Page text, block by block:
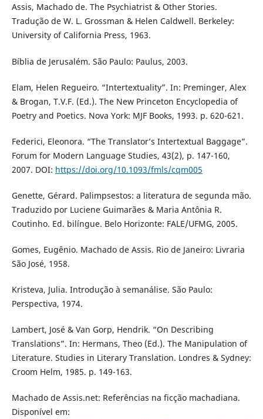
Assis, Machado de. The Psychiatrist & Other Stories.
Tradução de W. L. Grossman & Helen Caldwell. Berkeley:
University of California Press, 1963.
Bíblia de Jerusalém. São Paulo: Paulus, 2003.
Elam, Helen Regueiro. “Intertextuality”. In: Preminger, Alex
& Brogan, T.V.F. (Ed.). The New Princeton Encyclopedia of
Poetry and Poetics. Nova York: MJF Books, 1993. p. 620-621.
Federici, Eleonora. “The Translator’s Intertextual Baggage”.
Forum for Modern Language Studies, 43(2), p. 147-160,
2007. DOI: https://doi.org/10.1093/fmls/cqm005
Genette, Gérard. Palimpsestos: a literatura de segunda mão.
Traduzido por Luciene Guimarães & Maria Antônia R.
Coutinho. Ed. bilíngue. Belo Horizonte: FALE/UFMG, 2005.
Gomes, Eugênio. Machado de Assis. Rio de Janeiro: Livraria
São José, 1958.
Kristeva, Julia. Introdução à semanálise. São Paulo:
Perspectiva, 1974.
Lambert, José & Van Gorp, Hendrik. “On Describing
Translations”. In: Hermans, Theo (Ed.). The Manipulation of
Literature. Studies in Literary Translation. Londres & Sydney:
Croom Helm, 1985. p. 149-163.
Machado de Assis.net: Referências na ficção machadiana.
Disponível em: